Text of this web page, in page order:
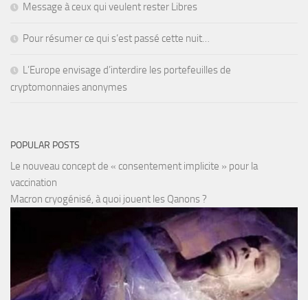
Message à ceux qui veulent rester Libres
Pour résumer ce qui s’est passé cette nuit…
L’Europe envisage d’interdire les portefeuilles de
cryptomonnaies anonymes
POPULAR POSTS
Le nouveau concept de « consentement implicite » pour la
vaccination
Macron cryogénisé, à quoi jouent les Qanons ?